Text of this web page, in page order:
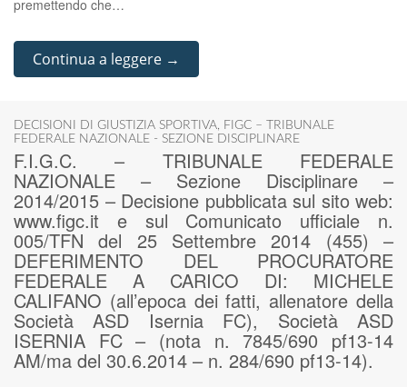
premettendo che…
Continua a leggere →
DECISIONI DI GIUSTIZIA SPORTIVA, FIGC – TRIBUNALE
FEDERALE NAZIONALE - SEZIONE DISCIPLINARE
F.I.G.C. – TRIBUNALE FEDERALE
NAZIONALE – Sezione Disciplinare –
2014/2015 – Decisione pubblicata sul sito web:
www.figc.it e sul Comunicato ufficiale n.
005/TFN del 25 Settembre 2014 (455) –
DEFERIMENTO DEL PROCURATORE
FEDERALE A CARICO DI: MICHELE
CALIFANO (all’epoca dei fatti, allenatore della
Società ASD Isernia FC), Società ASD
ISERNIA FC – (nota n. 7845/690 pf13-14
AM/ma del 30.6.2014 – n. 284/690 pf13-14).